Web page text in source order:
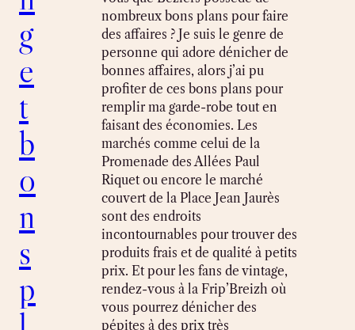
g
e
t
b
o
n
s
p
nombreux bons plans pour faire
des affaires ? Je suis le genre de
personne qui adore dénicher de
bonnes affaires, alors j’ai pu
profiter de ces bons plans pour
remplir ma garde-robe tout en
faisant des économies. Les
marchés comme celui de la
Promenade des Allées Paul
Riquet ou encore le marché
couvert de la Place Jean Jaurès
sont des endroits
incontournables pour trouver des
produits frais et de qualité à petits
prix. Et pour les fans de vintage,
rendez-vous à la Frip’Breizh où
vous pourrez dénicher des
pépites à des prix très